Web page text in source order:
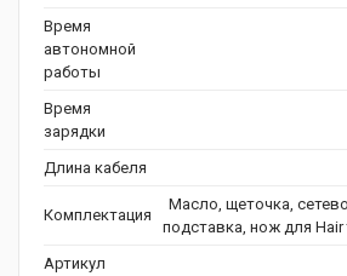
Время
автономной
работы
Время
зарядки
Длина кабеля
Комплектация
Масло, щеточка,
подставка, нож для
Артикул